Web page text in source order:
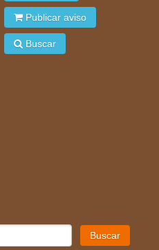
Publicar aviso
Buscar
Buscar